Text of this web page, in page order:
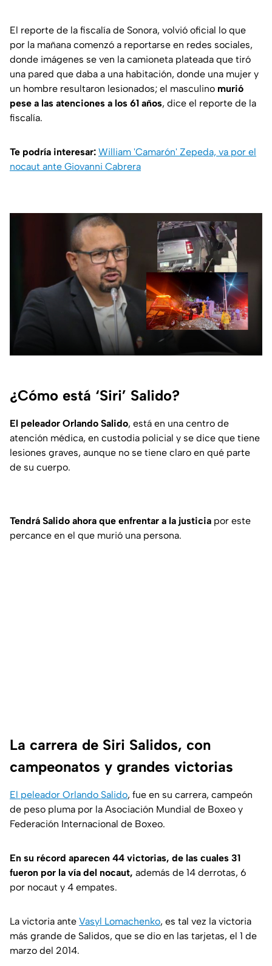
El reporte de la fiscalía de Sonora, volvió oficial lo que
por la mañana comenzó a reportarse en redes sociales,
donde imágenes se ven la camioneta plateada que tiró
una pared que daba a una habitación, donde una mujer y
un hombre resultaron lesionados; el masculino murió
pese a las atenciones a los 61 años, dice el reporte de la
fiscalía.
Te podría interesar: William 'Camarón' Zepeda, va por el
nocaut ante Giovanni Cabrera
¿Cómo está ‘Siri’ Salido?
El peleador Orlando Salido, está en una centro de
atención médica, en custodia policial y se dice que tiene
lesiones graves, aunque no se tiene claro en qué parte
de su cuerpo.
Tendrá Salido ahora que enfrentar a la justicia por este
percance en el que murió una persona.
La carrera de Siri Salidos, con
campeonatos y grandes victorias
El peleador Orlando Salido, fue en su carrera, campeón
de peso pluma por la Asociación Mundial de Boxeo y
Federación Internacional de Boxeo.
En su récord aparecen 44 victorias, de las cuales 31
fueron por la vía del nocaut, además de 14 derrotas, 6
por nocaut y 4 empates.
La victoria ante Vasyl Lomachenko, es tal vez la victoria
más grande de Salidos, que se dio en las tarjetas, el 1 de
marzo del 2014.